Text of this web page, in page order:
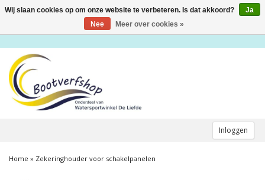
Inloggen
Toggle
Home » Zekeringhouder voor schakelpanelen
Wij slaan cookies op om onze website te verbeteren. Is dat akkoord?
Ja
Nee
Meer over cookies »